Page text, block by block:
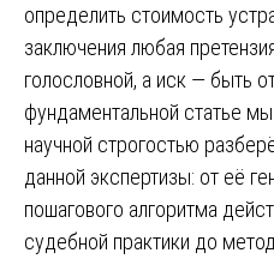
определить стоимость
заключения любая
голословной, а иск — быть
фундаментальной статье
научной строгостью
данной экспертизы: от её
пошагового алгоритма
судебной практики до